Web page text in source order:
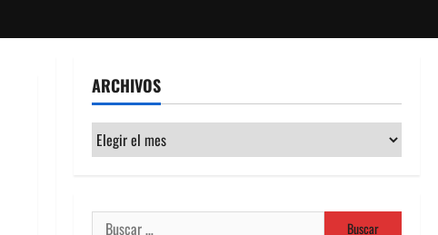
ARCHIVOS
Archivos
Buscar: